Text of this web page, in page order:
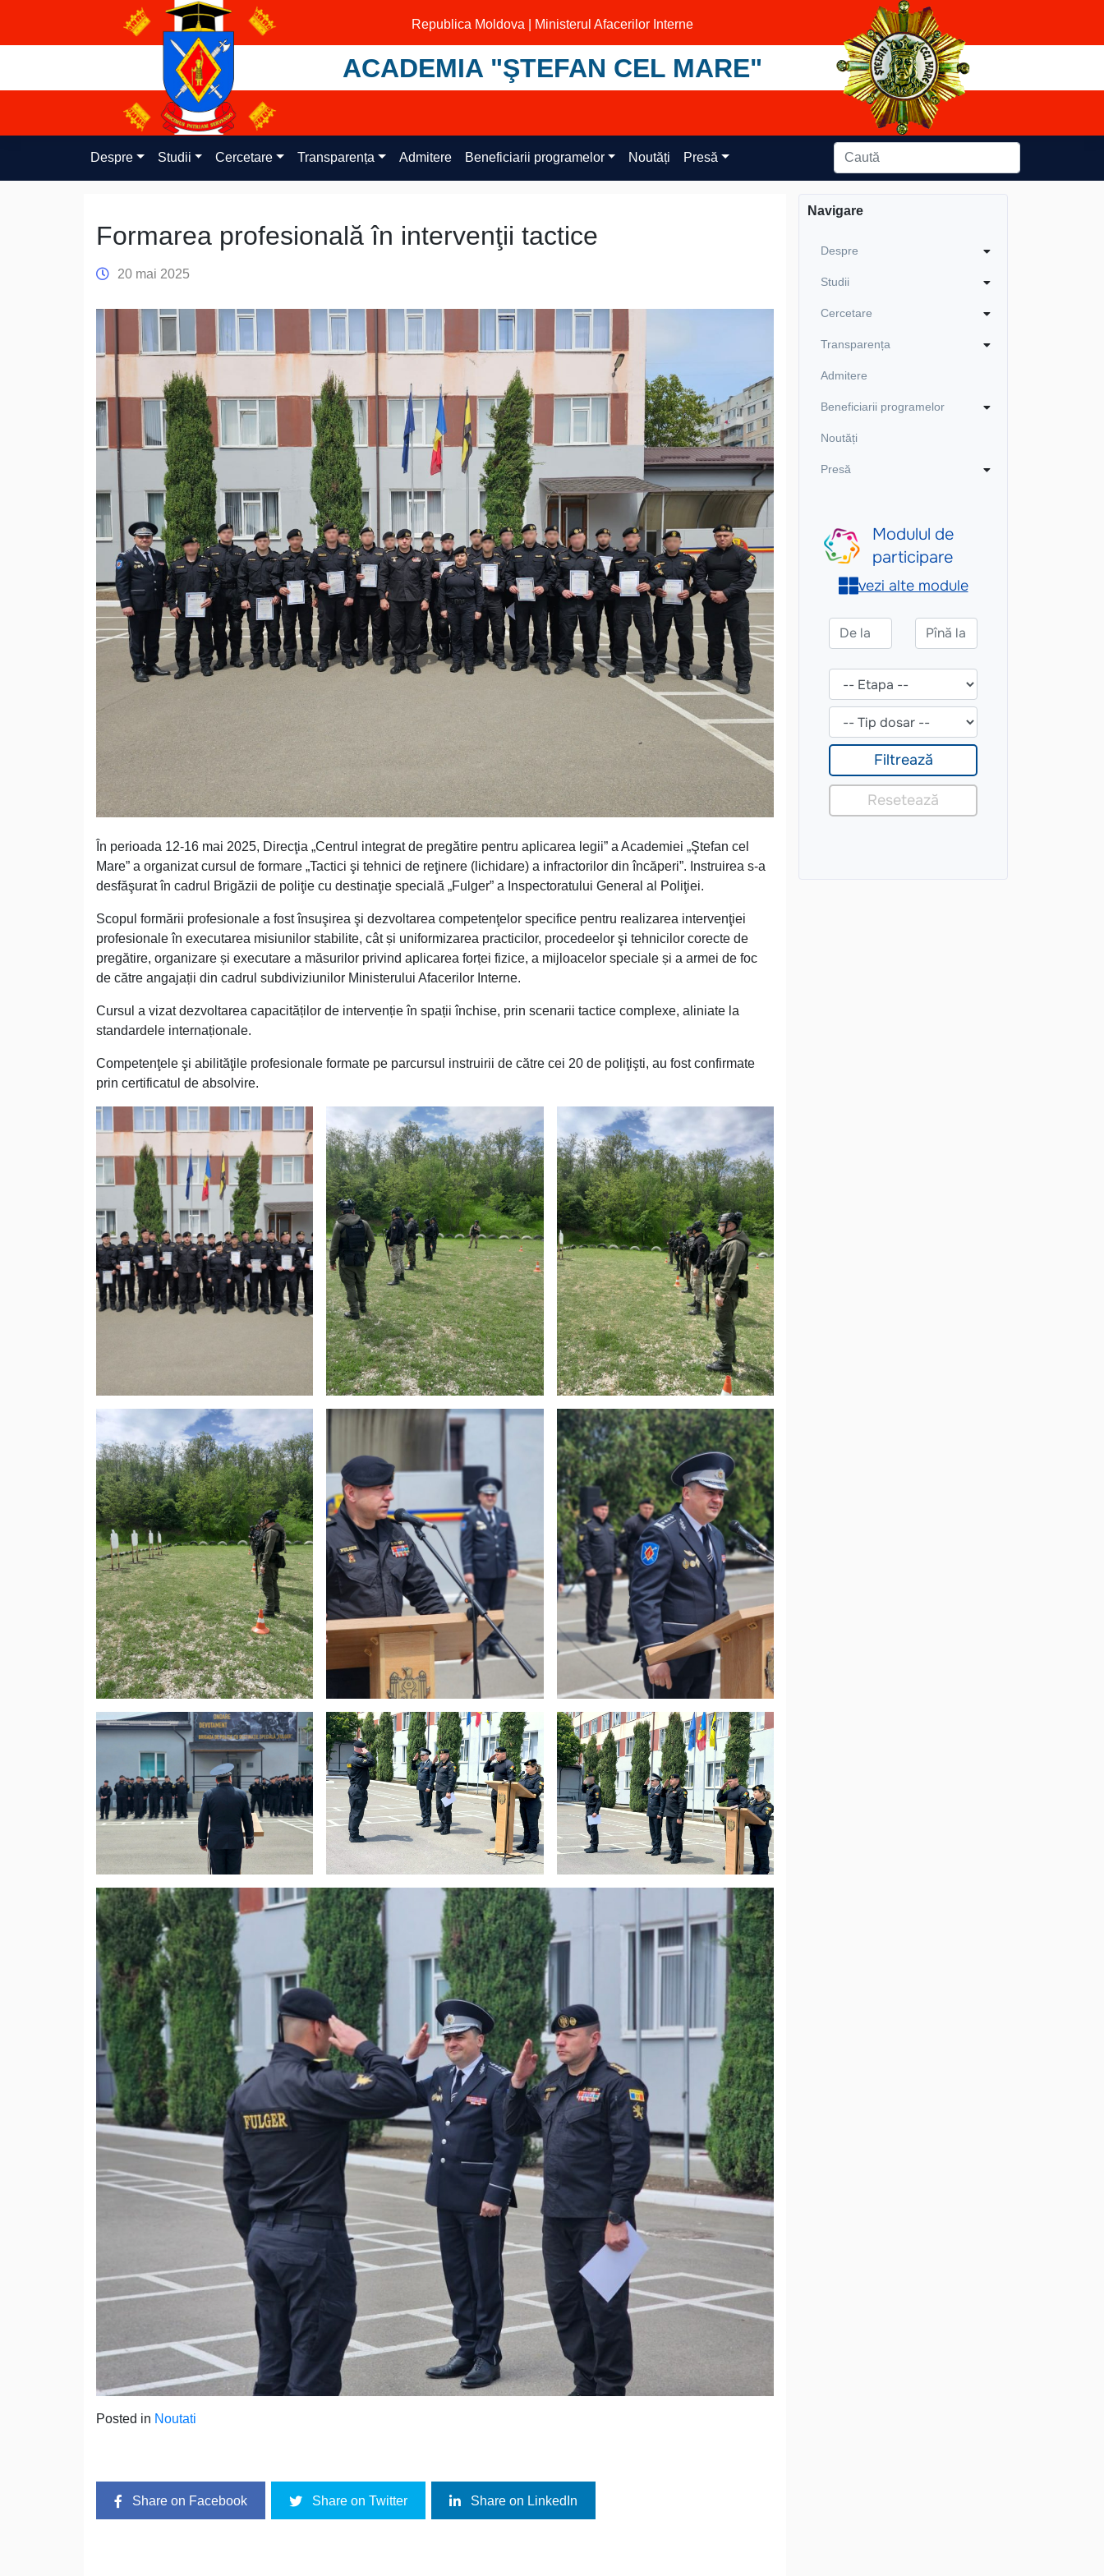
content
Republica Moldova | Ministerul Afacerilor Interne
ACADEMIA "ŞTEFAN CEL MARE"
Despre Studii Cercetare Transparența Admitere Beneficiarii programelor Noutăți Presă
Formarea profesională în intervenţii tactice
20 mai 2025
În perioada 12-16 mai 2025, Direcţia „Centrul integrat de pregătire pentru aplicarea legii” a Academiei „Ştefan cel
Mare” a organizat cursul de formare „Tactici şi tehnici de reţinere (lichidare) a infractorilor din încăperi”. Instruirea s-a
desfăşurat în cadrul Brigăzii de poliţie cu destinaţie specială „Fulger” a Inspectoratului General al Poliţiei.
Scopul formării profesionale a fost însuşirea şi dezvoltarea competenţelor specifice pentru realizarea intervenţiei
profesionale în executarea misiunilor stabilite, cât și uniformizarea practicilor, procedeelor şi tehnicilor corecte de
pregătire, organizare și executare a măsurilor privind aplicarea forței fizice, a mijloacelor speciale și a armei de foc
de către angajații din cadrul subdiviziunilor Ministerului Afacerilor Interne.
Cursul a vizat dezvoltarea capacităților de intervenție în spații închise, prin scenarii tactice complexe, aliniate la
standardele internaționale.
Competenţele şi abilităţile profesionale formate pe parcursul instruirii de către cei 20 de poliţişti, au fost confirmate
prin certificatul de absolvire.
Posted in Noutati
Share on Facebook Share on Twitter Share on LinkedIn
Navigare
Despre
Studii
Cercetare
Transparența
Admitere
Beneficiarii programelor
Noutăți
Presă